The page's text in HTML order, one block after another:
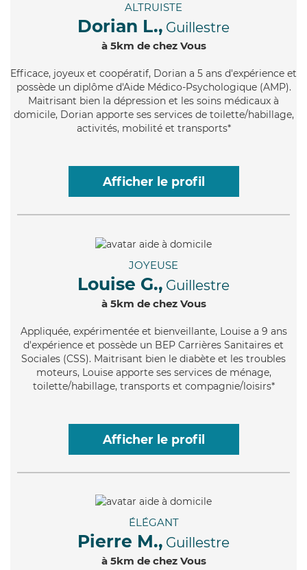
ALTRUISTE
Dorian L., Guillestre
à 5km de chez Vous
Efficace, joyeux et coopératif, Dorian a 5 ans d'expérience et
possède un diplôme d'Aide Médico-Psychologique (AMP).
Maitrisant bien la dépression et les soins médicaux à
domicile, Dorian apporte ses services de toilette/habillage,
activités, mobilité et transports*
Afficher le profil
JOYEUSE
Louise G., Guillestre
à 5km de chez Vous
Appliquée, expérimentée et bienveillante, Louise a 9 ans
d'expérience et possède un BEP Carrières Sanitaires et
Sociales (CSS). Maitrisant bien le diabète et les troubles
moteurs, Louise apporte ses services de ménage,
toilette/habillage, transports et compagnie/loisirs*
Afficher le profil
ÉLÉGANT
Pierre M., Guillestre
à 5km de chez Vous